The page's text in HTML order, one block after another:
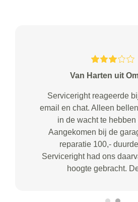
Van Harten uit
Serviceright reageerde
email en chat. Alleen
in de wacht te hebben
Aangekomen bij de
reparatie 100,-
Serviceright had ons
hoogte gebracht.